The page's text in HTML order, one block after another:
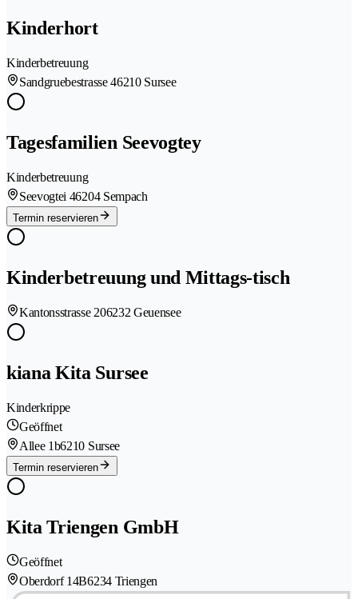
Kinderhort
Kinderbetreuung
Sandgruebestrasse 46210 Sursee
Tagesfamilien Seevogtey
Kinderbetreuung
Seevogtei 46204 Sempach
Termin reservieren
Kinderbetreuung und Mittags-tisch
Kantonsstrasse 206232 Geuensee
kiana Kita Sursee
Kinderkrippe
Geöffnet
Allee 1b6210 Sursee
Termin reservieren
Kita Triengen GmbH
Geöffnet
Oberdorf 14B6234 Triengen